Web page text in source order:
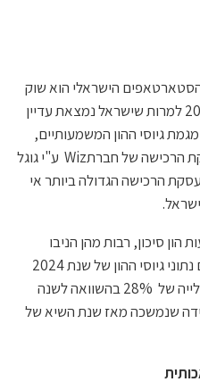
הישראלי הוא שוק
הון הסיכון הפורה שלו. גם בשנת 2025 למרות שישראל נמצאת עדיין
גיוסי ההון המשמעותיים,
ולצידם נחתמה ממש לאחרונה עסקת הרכישה של חברתWiz ע"י גוגל
זוהי עסקת הרכישה הגדולה ביותר אי
הון סיכון, רבות מהן הניבו
תשואות משמעותיות, כפי שמעידים נתוני גיוסי ההון של שנת 2024
בה הושקעו 12.5 מיליארד דולר, עלייה של 28% בהשוואה לשנה
שנמשכה מאז שנת השיא של